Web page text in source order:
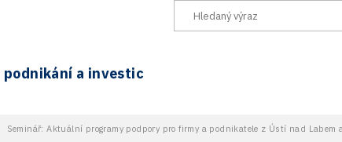
a investic
Seminář: Aktuální programy podpory pro firmy a podnikatele z Ústí nad Labem